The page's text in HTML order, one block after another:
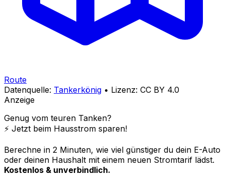
Route
Datenquelle: Tankerkönig • Lizenz: CC BY 4.0
Anzeige
Genug vom teuren Tanken?
⚡️ Jetzt beim Hausstrom sparen!
Berechne in 2 Minuten, wie viel günstiger du dein E-Auto
oder deinen Haushalt mit einem neuen Stromtarif lädst.
Kostenlos & unverbindlich.